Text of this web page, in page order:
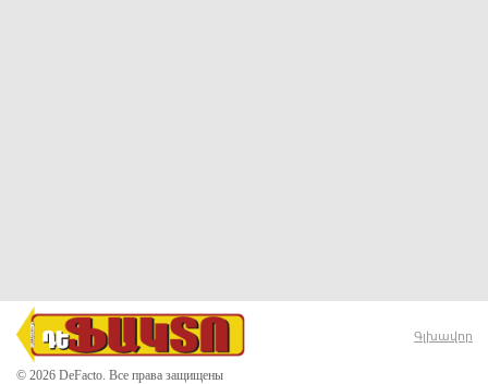
© 2026 DeFacto. Все права защищены
Գլխավոր